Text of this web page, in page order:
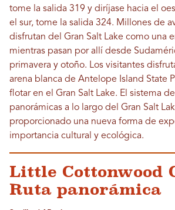
tome la salida 319 y diríjase hacia el
el sur, tome la salida 324. Millones de
disfrutan del Gran Salt Lake como una
mientras pasan por allí desde
primavera y otoño. Los visitantes
arena blanca de Antelope Island State
flotar en el Gran Salt Lake. El sistema
panorámicas a lo largo del Gran Salt
proporcionado una nueva forma de
importancia cultural y ecológica.
Little Cottonwood
Ruta panorámica